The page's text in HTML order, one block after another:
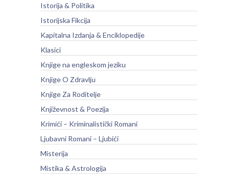
Istorija & Politika
Istorijska Fikcija
Kapitalna Izdanja & Enciklopedije
Klasici
Knjige na engleskom jeziku
Knjige O Zdravlju
Knjige Za Roditelje
Književnost & Poezija
Krimići – Kriminalistički Romani
Ljubavni Romani – Ljubići
Misterija
Mistika & Astrologija